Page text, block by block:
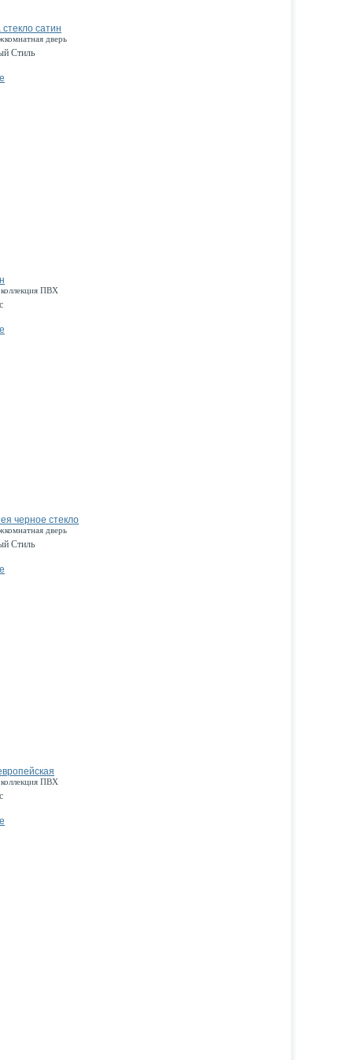
сатин
дверь
Стиль
ПВХ
черное стекло
дверь
Стиль
ПВХ